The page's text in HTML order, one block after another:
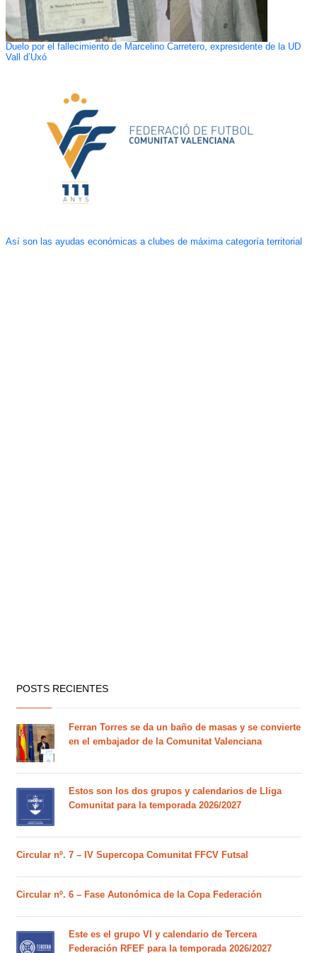
Duelo por el fallecimiento de Marcelino Carretero, expresidente de la UD
Vall d’Uxó
Así son las ayudas económicas a clubes de máxima categoría territorial
POSTS RECIENTES
Ferran Torres se da un baño de masas y se convierte
en el embajador de la Comunitat Valenciana
Estos son los dos grupos y calendarios de Lliga
Comunitat para la temporada 2026/2027
Circular nº. 7 – IV Supercopa Comunitat FFCV Futsal
Circular nº. 6 – Fase Autonómica de la Copa Federación
Este es el grupo VI y calendario de Tercera
Federación RFEF para la temporada 2026/2027